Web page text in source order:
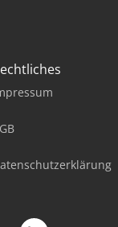
150
St